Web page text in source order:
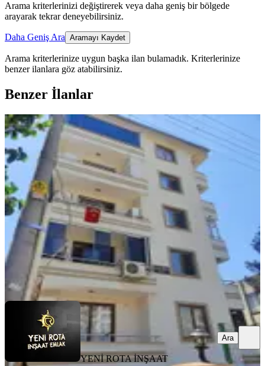
Arama kriterlerinizi değiştirerek veya daha geniş bir bölgede
arayarak tekrar deneyebilirsiniz.
Daha Geniş Ara Aramayı Kaydet
Arama kriterlerinize uygun başka ilan bulamadık. Kriterlerinize
benzer ilanlara göz atabilirsiniz.
Benzer İlanlar
YENİ
Yeni Rota'dan Kültür Merkezi
Yukarısı Kiralık Eşyalı 1+1 Daire
Onikişubat, Necip Fazıl Mahallesi
·45 m²·2. Kat 07.08.2026
17.500 ₺
YENİ ROTA İNŞAAT EMLAKTaner B
Ara
YENİ ROTA İNŞAAT
Ara